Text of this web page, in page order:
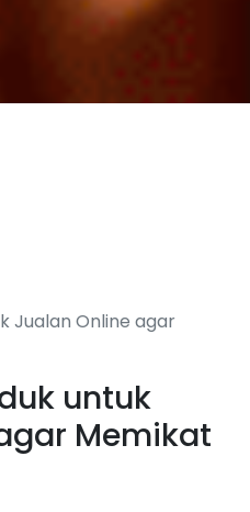
Jualan Online agar
untuk
Memikat